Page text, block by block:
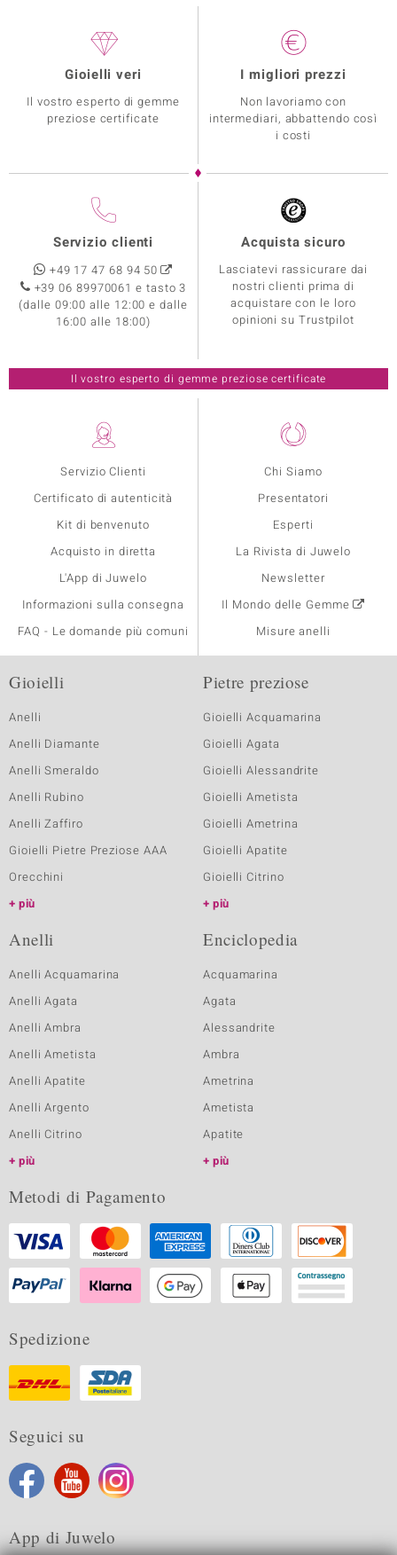
Servizio Clienti
Certificato di autenticità
Kit di benvenuto
Acquisto in diretta
L'App di Juwelo
Informazioni sulla consegna
FAQ - Le domande più comuni
Chi Siamo
Presentatori
Esperti
La Rivista di Juwelo
Newsletter
Il Mondo delle Gemme
Misure anelli
Gioielli veri
Il vostro esperto di gemme
preziose certificate
I migliori prezzi
Non lavoriamo con
intermediari, abbattendo così
i costi
Servizio clienti
+49 17 47 68 94 50
+39 06 89970061 e tasto 3
(dalle 09:00 alle 12:00 e dalle
16:00 alle 18:00)
Acquista sicuro
Lasciatevi rassicurare dai
nostri clienti prima di
acquistare con le loro
opinioni su Trustpilot
Il vostro esperto di gemme preziose certificate
Gioielli
Anelli
Anelli Diamante
Anelli Smeraldo
Anelli Rubino
Anelli Zaffiro
Gioielli Pietre Preziose AAA
Orecchini
più
Pietre preziose
Gioielli Acquamarina
Gioielli Agata
Gioielli Alessandrite
Gioielli Ametista
Gioielli Ametrina
Gioielli Apatite
Gioielli Citrino
più
Anelli
Anelli Acquamarina
Anelli Agata
Anelli Ambra
Anelli Ametista
Anelli Apatite
Anelli Argento
Anelli Citrino
più
Enciclopedia
Acquamarina
Agata
Alessandrite
Ambra
Ametrina
Ametista
Apatite
più
Metodi di Pagamento
Spedizione
Seguici su
App di Juwelo